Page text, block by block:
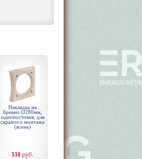
Накладка на
бревно Ø280мм,
однопостовая, для
скрытого монтажа
(ясень)
530 руб.